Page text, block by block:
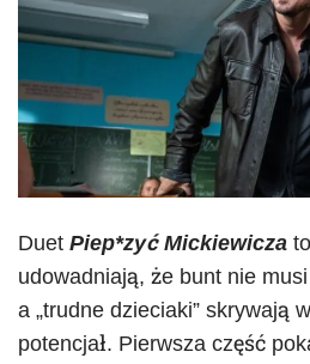
Duet Piep*zyć Mickiewicza
udowadniają, że bunt nie
a „trudne dzieciaki” skrywają
potencjał. Pierwsza część